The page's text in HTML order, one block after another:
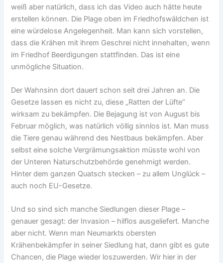
weiß aber natürlich, dass ich das Video auch hätte heute
erstellen können. Die Plage oben im Friedhofswäldchen ist
eine würdelose Angelegenheit. Man kann sich vorstellen,
dass die Krähen mit ihrem Geschrei nicht innehalten, wenn
im Friedhof Beerdigungen stattfinden. Das ist eine
unmögliche Situation.
Der Wahnsinn dort dauert schon seit drei Jahren an. Die
Gesetze lassen es nicht zu, diese „Ratten der Lüfte“
wirksam zu bekämpfen. Die Bejagung ist von August bis
Februar möglich, was natürlich völlig sinnlos ist. Man muss
die Tiere genau während des Nestbaus bekämpfen. Aber
selbst eine solche Vergrämungsaktion müsste wohl von
der Unteren Naturschutzbehörde genehmigt werden.
Hinter dem ganzen Quatsch stecken – zu allem Unglück –
auch noch EU-Gesetze.
Und so sind sich manche Siedlungen dieser Plage –
genauer gesagt: der Invasion – hilflos ausgeliefert. Manche
aber nicht. Wenn man Neumarkts obersten
Krähenbekämpfer in seiner Siedlung hat, dann gibt es gute
Chancen, die Plage wieder loszuwerden. Wir hier in der